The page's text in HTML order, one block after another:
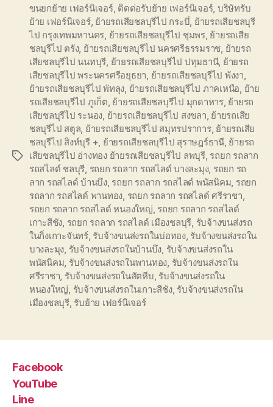
Tags
ขนยกย้าย เฟอร์นิเจอร์, ติดต่อรับย้าย เฟอร์นิเจอร์, บริษัทรับ
ย้าย เฟอร์นิเจอร์, ย้ายรถเสียชลบุรีไป กระบี่ ย้ายรถเสียชลบุรี
ไป กรุงเทพมหานคร ย้ายรถเสียชลบุรีไป ชุมพร, ย้ายรถเสีย
ชลบุรีไป ตรัง, ย้ายรถเสียชลบุรีไป นครศรีธรรมราช ย้ายรถ
เสียชลบุรีไป นนทบุรี ย้ายรถเสียชลบุรีไป ปทุมธานี, ย้ายรถ
เสียชลบุรีไป พระนครศรีอยุธยา ย้ายรถเสียชลบุรีไป พังงา
ย้ายรถเสียชลบุรีไป พัทลุง ย้ายรถเสียชลบุรีไป ภาคเหนือ ย้าย
รถเสียชลบุรีไป ภูเก็ต ย้ายรถเสียชลบุรีไป มุกดาหาร, ย้ายรถ
เสียชลบุรีไป ระนอง ย้ายรถเสียชลบุรีไป สงขลา ย้ายรถเสีย
ชลบุรีไป สตูล ย้ายรถเสียชลบุรีไป สมุทรปราการ, ย้ายรถเสีย
ชลบุรีไป สิงห์บุรี + ย้ายรถเสียชลบุรีไป สุราษฎร์ธานี, ย้ายรถ
เสียชลบุรีไป อ่างทอง ย้ายรถเสียชลบุรีไป ลพบุรี, รถยก รถลาก
รถสไลด์ ชลบุรี รถยก รถลาก รถสไลด์ บางละมุง, รถยก รถ
ลาก รถสไลด์ บ้านบึง, รถยก รถลาก รถสไลด์ พนัสนิคม รถยก
รถลาก รถสไลด์ พานทอง รถยก รถลาก รถสไลด์ ศรีราชา
รถยก รถลาก รถสไลด์ หนองใหญ่ รถยก รถลาก รถสไลด์
เกาะสีชัง รถยก รถลาก รถสไลด์ เมืองชลบุรี รับจ้างขนส่งรถ
ในกิ่งเกาะจันทร์, รับจ้างขนส่งรถในบ่อทอง, รับจ้างขนส่งรถใน
บางละมุง รับจ้างขนส่งรถในบ้านบึง รับจ้างขนส่งรถใน
พนัสนิคม รับจ้างขนส่งรถในพานทอง รับจ้างขนส่งรถใน
ศรีราชา รับจ้างขนส่งรถในสัตหีบ รับจ้างขนส่งรถใน
หนองใหญ่ รับจ้างขนส่งรถในเกาะสีชัง, รับจ้างขนส่งรถใน
เมืองชลบุรี, รับย้าย เฟอร์นิเจอร์
Facebook
YouTube
Line